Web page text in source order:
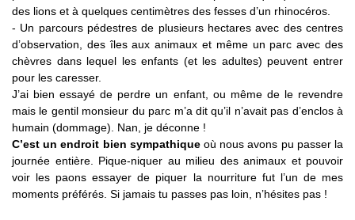
des lions et à quelques centimètres des fesses d’un rhinocéros.
- Un parcours pédestres de plusieurs hectares avec des centres
d’observation, des îles aux animaux et même un parc avec des
chèvres dans lequel les enfants (et les adultes) peuvent entrer
pour les caresser.
J’ai bien essayé de perdre un enfant, ou même de le revendre
mais le gentil monsieur du parc m’a dit qu’il n’avait pas d’enclos à
humain (dommage). Nan, je déconne !
C’est un endroit bien sympathiqueoù nous avons pu passer la
journée entière. Pique-niquer au milieu des animaux et pouvoir
voir les paons essayer de piquer la nourriture fut l’un de mes
moments préférés. Si jamais tu passes pas loin, n’hésites pas !